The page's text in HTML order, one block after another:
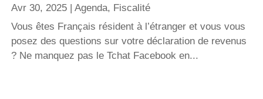
Avr 30, 2025 Agenda, Fiscalité
Vous êtes Français résident à l’étranger et vous vous
posez des questions sur votre déclaration de revenus
? Ne manquez pas le Tchat Facebook en...